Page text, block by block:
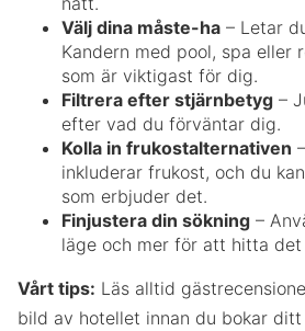
Välj dina måste-ha – Letar
Kandern med pool, spa eller
som är viktigast för dig.
Filtrera efter stjärnbetyg –
efter vad du förväntar dig.
Kolla in frukostalternativen
inkluderar frukost, och du
som erbjuder det.
Finjustera din sökning –
läge och mer för att hitta
Vårt tips: Läs alltid
bild av hotellet innan du bokar ditt